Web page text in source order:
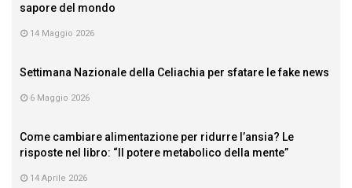
sapore del mondo
14 Maggio 2026
Settimana Nazionale della Celiachia per sfatare le fake news
6 Maggio 2026
Come cambiare alimentazione per ridurre l’ansia? Le
risposte nel libro: “Il potere metabolico della mente”
14 Aprile 2026